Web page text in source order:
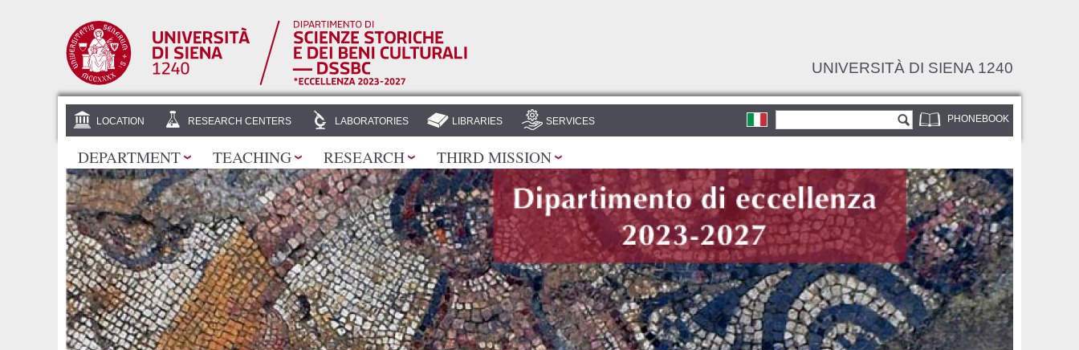
UNIVERSITÀ DI SIENA 1240
PHONEBOOK
LOCATION RESEARCH CENTERS LABORATORIES LIBRARIES SERVICES
DEPARTMENT TEACHING RESEARCH THIRD MISSION